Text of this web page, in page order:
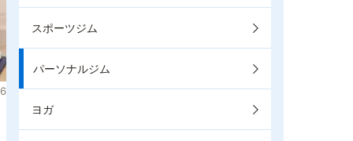
スポーツジム
パーソナルジム
ヨガ